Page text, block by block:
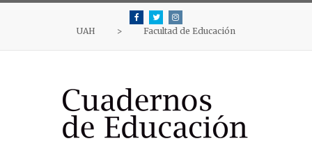
FacebookTwitterInstagram
UAH > Facultad de Educación